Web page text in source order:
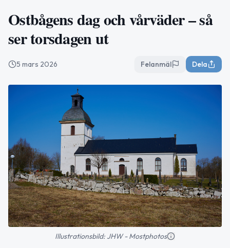
Ostbågens dag och vårväder – så
ser torsdagen ut
5 mars 2026 Felanmäl Dela
Illustrationsbild: JHW - Mostphotos